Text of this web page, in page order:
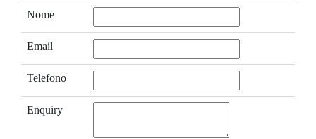
Nome
Email
Telefono
Enquiry